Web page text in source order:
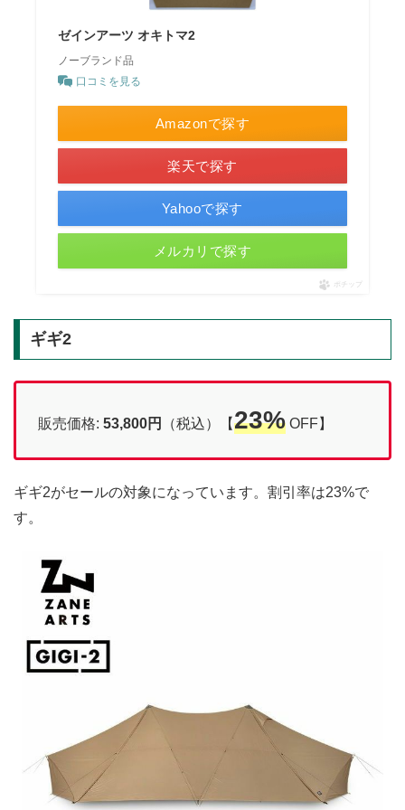
ゼインアーツ オキトマ2
ノーブランド品
口コミを見る
Amazonで探す
楽天で探す
Yahooで探す
メルカリで探す
ポチップ
ギギ2
販売価格: 53,800円 （税込）【23% OFF】
ギギ2がセールの対象になっています。割引率は23%で
す。